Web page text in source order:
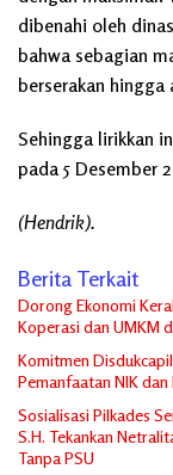
dibenahi oleh
bahwa sebagian
berserakan
Sehingga lirikkan
pada 5 Desember
(Hendrik).
Berita Terkait
Dorong Ekonomi
Koperasi dan UMKM
Komitmen
Pemanfaatan NIK dan
Sosialisasi Pilkades
S.H. Tekankan
Tanpa PSU